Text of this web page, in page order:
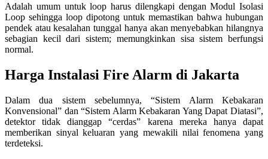
Adalah umum untuk loop harus dilengkapi dengan Modul Isolasi
Loop sehingga loop dipotong untuk memastikan bahwa hubungan
pendek atau kesalahan tunggal hanya akan menyebabkan hilangnya
sebagian kecil dari sistem; memungkinkan sisa sistem berfungsi
normal.
Harga Instalasi Fire Alarm di Jakarta
Dalam dua sistem sebelumnya, “Sistem Alarm Kebakaran
Konvensional” dan “Sistem Alarm Kebakaran Yang Dapat Diatasi”,
detektor tidak dianggap “cerdas” karena mereka hanya dapat
memberikan sinyal keluaran yang mewakili nilai fenomena yang
terdeteksi.